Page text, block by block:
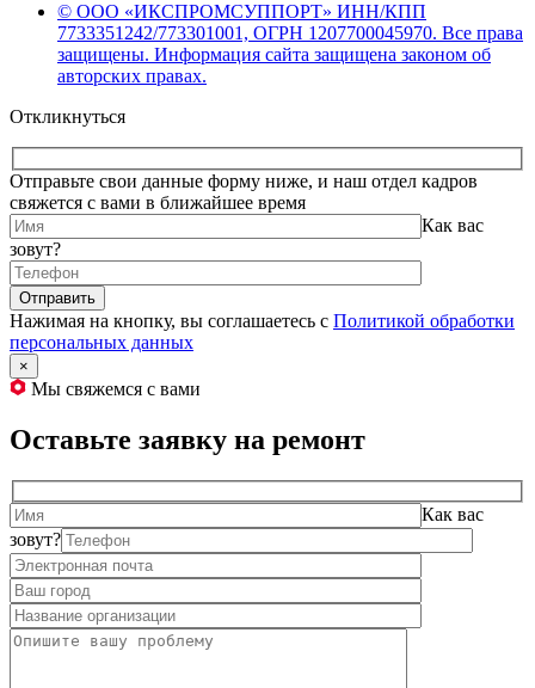
© ООО «ИКСПРОМСУППОРТ» ИНН/КПП
7733351242/773301001, ОГРН 1207700045970. Все права
защищены. Информация сайта защищена законом об
авторских правах.
Откликнуться
Отправьте свои данные форму ниже, и наш отдел кадров
свяжется с вами в ближайшее время
Как вас
зовут?
Нажимая на кнопку, вы соглашаетесь с Политикой обработки
персональных данных
×
Мы свяжемся с вами
Оставьте заявку на ремонт
Как вас
зовут?